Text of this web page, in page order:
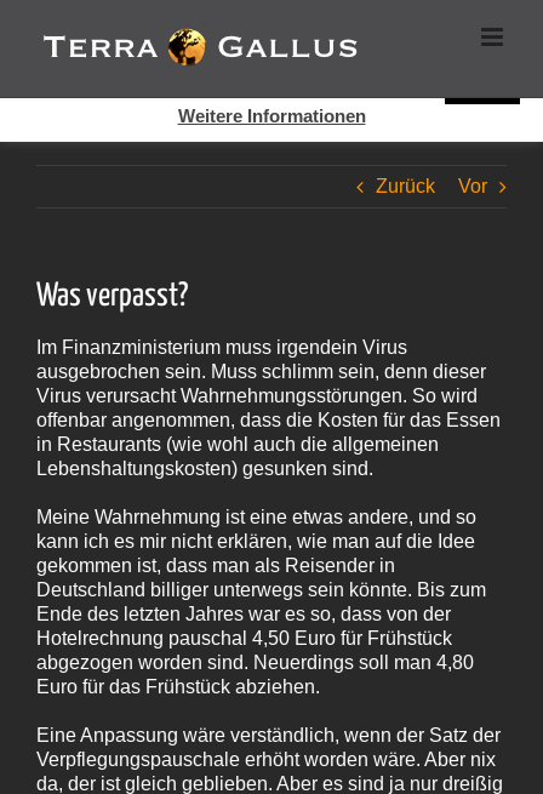
Inhalt
springen
Zurück Vor
Was verpasst?
Im Finanzministerium muss irgendein Virus
ausgebrochen sein. Muss schlimm sein, denn dieser
Virus verursacht Wahrnehmungsstörungen. So wird
offenbar angenommen, dass die Kosten für das Essen
in Restaurants (wie wohl auch die allgemeinen
Lebenshaltungskosten) gesunken sind.
Meine Wahrnehmung ist eine etwas andere, und so
kann ich es mir nicht erklären, wie man auf die Idee
gekommen ist, dass man als Reisender in
Deutschland billiger unterwegs sein könnte. Bis zum
Ende des letzten Jahres war es so, dass von der
Hotelrechnung pauschal 4,50 Euro für Frühstück
abgezogen worden sind. Neuerdings soll man 4,80
Euro für das Frühstück abziehen.
Eine Anpassung wäre verständlich, wenn der Satz der
Verpflegungspauschale erhöht worden wäre. Aber nix
da, der ist gleich geblieben. Aber es sind ja nur dreißig
Cookies helfen auf auf dieser Seite bei der Bereitstellung der
Dienste. Durch die Nutzung dieser Webseite erklären Sie sich
Weitere Informationen